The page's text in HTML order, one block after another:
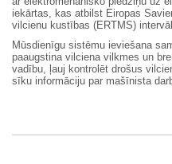
iekārtas, kas atbilst Eiropas
vilcienu kustības (ERTMS)
Mūsdienīgu sistēmu ieviešana
paaugstina vilciena vilkmes un
vadību, ļauj kontrolēt drošus
sīku informāciju par mašīnista